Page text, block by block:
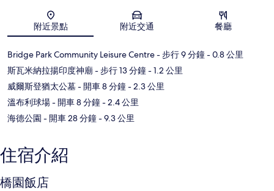
地圖
附近景點 附近交通 餐廳
Bridge Park Community Leisure Centre- 步行 9 分鐘- 0.8 公里
斯瓦米納拉揚印度神廟 - 步行 13 分鐘- 1.2 公里
威爾斯登猶太公墓- 開車 8 分鐘- 2.3 公里
溫布利球場- 開車 8 分鐘- 2.4 公里
海德公園 - 開車 28 分鐘- 9.3 公里
住宿介紹
橋園飯店